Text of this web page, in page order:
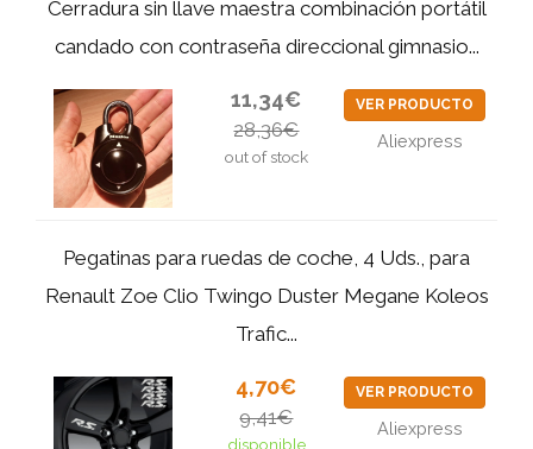
Cerradura sin llave maestra combinación portátil
candado con contraseña direccional gimnasio...
11,34€
28,36€
out of stock
VER PRODUCTO
Aliexpress
Pegatinas para ruedas de coche, 4 Uds., para
Renault Zoe Clio Twingo Duster Megane Koleos
Trafic...
4,70€
9,41€
disponible
VER PRODUCTO
Aliexpress